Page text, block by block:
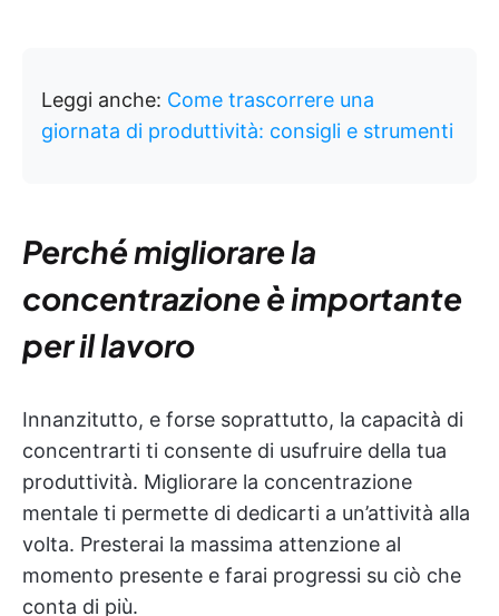
Leggi anche: Come trascorrere una
giornata di produttività: consigli e strumenti
Perché migliorare la
concentrazione è importante
per il lavoro
Innanzitutto, e forse soprattutto, la capacità di
concentrarti ti consente di usufruire della tua
produttività. Migliorare la concentrazione
mentale ti permette di dedicarti a un’attività alla
volta. Presterai la massima attenzione al
momento presente e farai progressi su ciò che
conta di più.